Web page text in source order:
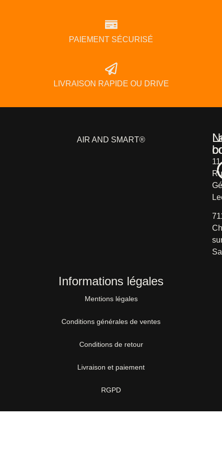
PAIEMENT SÉCURISÉ
LIVRAISON RAPIDE OU DRIVE
AIR AND SMART®
11
Informations légales
Mentions légales
Conditions générales de ventes
Conditions de retour
Livraison et paiement
RGPD